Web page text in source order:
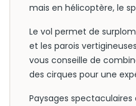
mais en hélicoptère, le
Le vol permet de
et les parois
vous conseille de
des cirques pour une
Paysages spectaculaires